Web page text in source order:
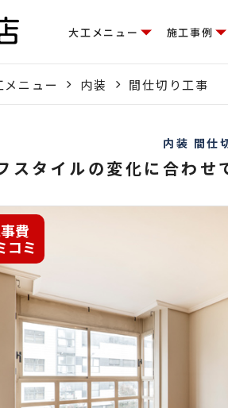
大工メニュー 施工事例
メニュー 内装 間仕切り工事
内装 間仕
スタイルの変化に合わせ
費
コミ